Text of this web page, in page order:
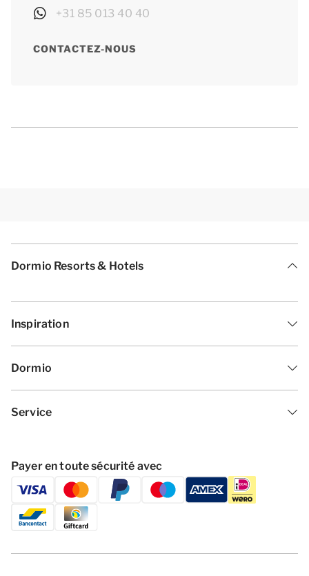
+31 85 013 40 40
CONTACTEZ-NOUS
Dormio Resorts & Hotels
Inspiration
Dormio
Service
Payer en toute sécurité avec